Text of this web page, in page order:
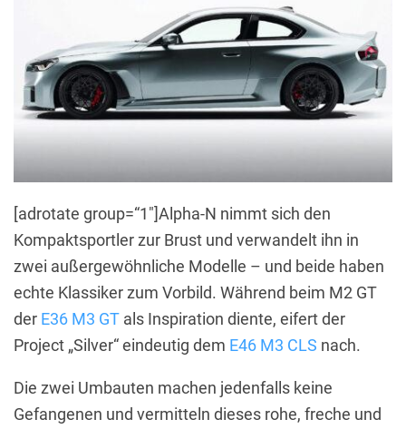
[adrotate group=“1″]Alpha-N nimmt sich den
Kompaktsportler zur Brust und verwandelt ihn in
zwei außergewöhnliche Modelle – und beide haben
echte Klassiker zum Vorbild. Während beim M2 GT
der E36 M3 GT als Inspiration diente, eifert der
Project „Silver“ eindeutig dem E46 M3 CLS nach.
Die zwei Umbauten machen jedenfalls keine
Gefangenen und vermitteln dieses rohe, freche und